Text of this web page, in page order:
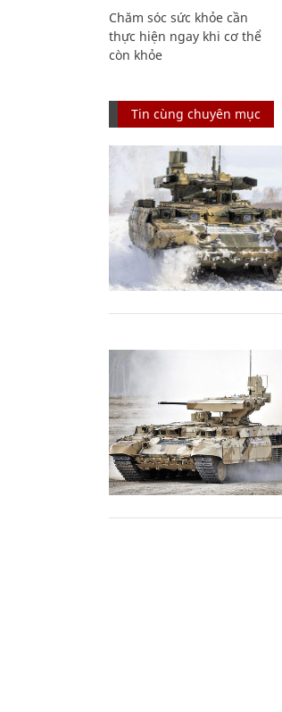
Chăm sóc sức khỏe cần
thực hiện ngay khi cơ thể
còn khỏe
Tin cùng chuyên mục